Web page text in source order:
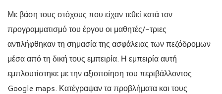
Με βάση τους στόχους που είχαν τεθεί κατά τον
προγραμματισμό του έργου οι μαθητές/-τριες
αντιλήφθηκαν τη σημασία της ασφάλειας των πεζόδρομων
μέσα από τη δική τους εμπειρία. Η εμπειρία αυτή
εμπλουτίστηκε με την αξιοποίηση του περιβάλλοντος
Google maps. Κατέγραψαν τα προβλήματα και τους